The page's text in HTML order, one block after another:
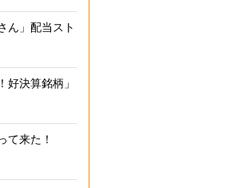
ん」配当スト
好決算銘柄」
て来た！